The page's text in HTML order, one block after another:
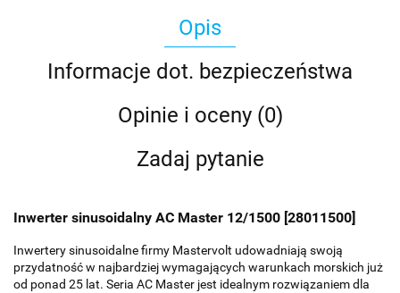
Opis
Informacje dot. bezpieczeństwa
Opinie i oceny (0)
Zadaj pytanie
Inwerter sinusoidalny AC Master 12/1500 [28011500]
Inwertery sinusoidalne firmy Mastervolt udowadniają swoją
przydatność w najbardziej wymagających warunkach morskich już
od ponad 25 lat. Seria AC Master jest idealnym rozwiązaniem dla